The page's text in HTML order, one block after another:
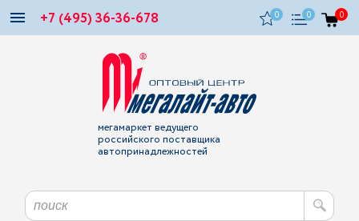
+7 (495) 36-36-678 0 0 0
мегамаркет ведущего
российского поставщика
автопринадлежностей